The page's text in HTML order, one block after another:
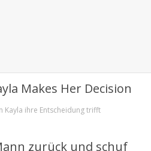
Kayla ihre Entscheidung trifft
zurück und schuf